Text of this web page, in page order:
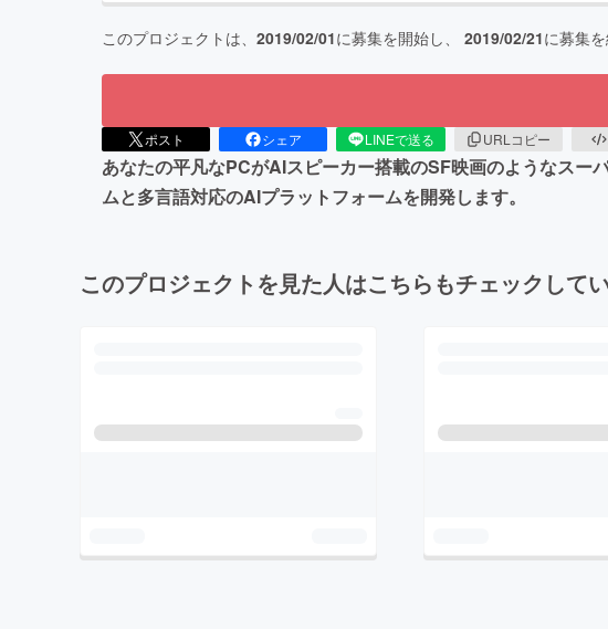
このプロジェクトは、 2019/02/01に募集を開始し、 2019/02/21に募集
ポスト シェア LINEで送る URLコピー
あなたの平凡なPCがAIスピーカー搭載のSF映画のようなス
ムと多言語対応のAIプラットフォームを開発します。
このプロジェクトを見た人はこちらもチェックして